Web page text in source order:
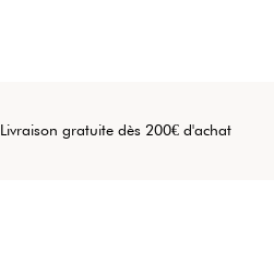
Livraison gratuite dès 200€ d'achat